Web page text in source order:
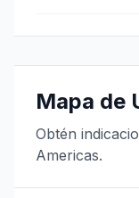
Mapa de
Obtén
Americas.